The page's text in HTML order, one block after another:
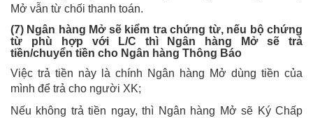
Mở vẫn từ chối thanh toán.
(7) Ngân hàng Mở sẽ kiểm tra chứng từ, nếu bộ chứng
từ phù hợp với L/C thì Ngân hàng Mở sẽ trả
tiền/chuyển tiền cho Ngân hàng Thông Báo
Việc trả tiền này là chính Ngân hàng Mở dùng tiền của
mình để trả cho người XK;
Nếu không trả tiền ngay, thì Ngân hàng Mở sẽ Ký Chấp